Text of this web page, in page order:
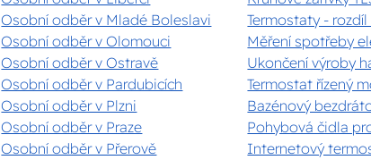
Osobní odběr v Mladé Boleslavi
Osobní odběr v Olomouci
Osobní odběr v Ostravě
Osobní odběr v Pardubicích
Osobní odběr v Plzni
Osobní odběr v Praze
Osobní odběr v Přerově
Termostaty -
Měření spotřeby
Ukončení výroby
Termostat řízený
Bazénový
Pohybová čidla
Internetový